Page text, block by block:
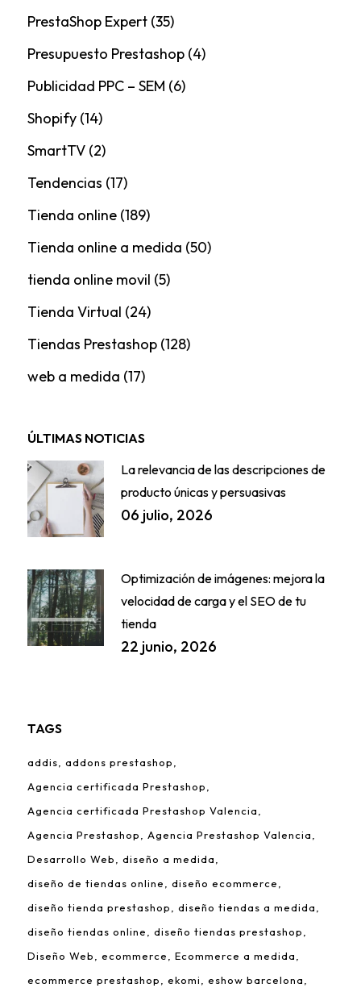
PrestaShop Expert(35)
Presupuesto Prestashop(4)
Publicidad PPC – SEM (6)
Shopify(14)
SmartTV(2)
Tendencias (17)
Tienda online(189)
Tienda online a medida (50)
tienda online movil (5)
Tienda Virtual (24)
Tiendas Prestashop(128)
web a medida (17)
ÚLTIMAS NOTICIAS
La relevancia de las descripciones de
producto únicas y persuasivas
06 julio, 2026
Optimización de imágenes: mejora la
velocidad de carga y el SEO de tu
tienda
22 junio, 2026
TAGS
addis
addons prestashop
Agencia certificada Prestashop
Agencia certificada Prestashop Valencia
Agencia Prestashop
Agencia Prestashop Valencia
Desarrollo Web
diseño a medida
diseño de tiendas online
diseño ecommerce
diseño tienda prestashop
diseño tiendas a medida
diseño tiendas online
diseño tiendas prestashop
Diseño Web
ecommerce
Ecommerce a medida
ecommerce prestashop
ekomi
eshow barcelona